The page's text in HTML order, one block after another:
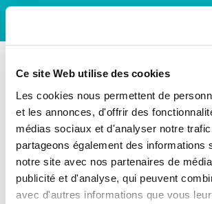
Ce site Web utilise des cookies
Les cookies nous permettent de
et les annonces, d'offrir des
médias sociaux et d'analyser notre
partageons également des informations
notre site avec nos partenaires de
publicité et d'analyse, qui peuvent
avec d'autres informations que vous